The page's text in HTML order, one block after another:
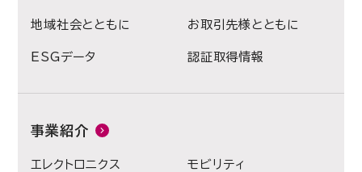
地域社会とともに お取引先様とともに
ESGデータ 認証取得情報
事業紹介
エレクトロニクス モビリティ